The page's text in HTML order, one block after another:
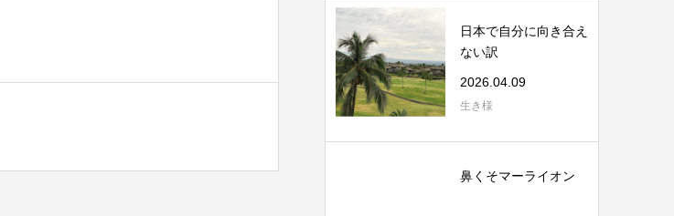
日本で自分に向き合え
ない訳
2026.04.09
生き様
鼻くそマーライオン